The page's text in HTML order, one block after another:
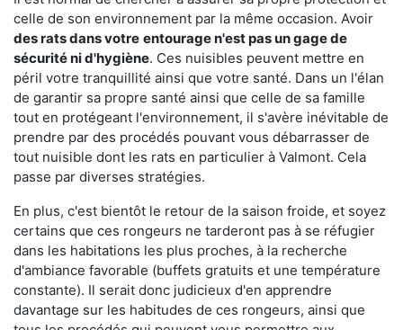
celle de son environnement par la même occasion. Avoir
des rats dans votre entourage n'est pas un gage de
sécurité ni d'hygiène. Ces nuisibles peuvent mettre en
péril votre tranquillité ainsi que votre santé. Dans un l'élan
de garantir sa propre santé ainsi que celle de sa famille
tout en protégeant l'environnement, il s'avère inévitable de
prendre par des procédés pouvant vous débarrasser de
tout nuisible dont les rats en particulier à Valmont. Cela
passe par diverses stratégies.
En plus, c'est bientôt le retour de la saison froide, et soyez
certains que ces rongeurs ne tarderont pas à se réfugier
dans les habitations les plus proches, à la recherche
d'ambiance favorable (buffets gratuits et une température
constante). Il serait donc judicieux d'en apprendre
davantage sur les habitudes de ces rongeurs, ainsi que